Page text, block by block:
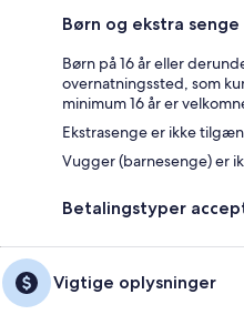
Børn og ekstra senge
Børn på 16 år eller
overnatningssted, som
minimum 16 år er
Ekstrasenge er ikke
Vugger (barnesenge) er
Betalingstyper
Vigtige oplysninger